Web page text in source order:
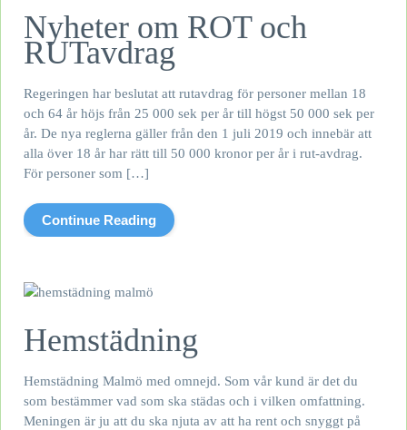
Nyheter om ROT och
RUTavdrag
Regeringen har beslutat att rutavdrag för personer mellan 18
och 64 år höjs från 25 000 sek per år till högst 50 000 sek per
år. De nya reglerna gäller från den 1 juli 2019 och innebär att
alla över 18 år har rätt till 50 000 kronor per år i rut-avdrag.
För personer som […]
Continue Reading
Hemstädning
Hemstädning Malmö med omnejd. Som vår kund är det du
som bestämmer vad som ska städas och i vilken omfattning.
Meningen är ju att du ska njuta av att ha rent och snyggt på